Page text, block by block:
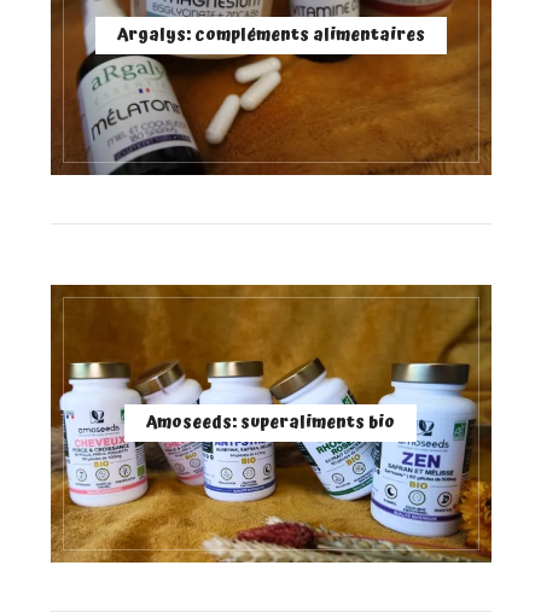
Argalys: compléments alimentaires
Amoseeds: superaliments bio